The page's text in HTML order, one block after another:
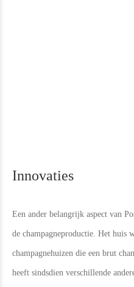
Innovaties
Een ander belangrijk aspect van
de champagneproductie. Het huis
champagnehuizen die een brut
heeft sindsdien verschillende